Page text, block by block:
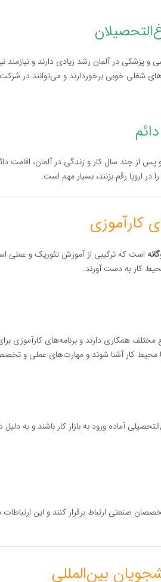
و پزشکی در آلمان رشد زیادی دارند و
شغلی خوبی برخوردارند و می‌توانند در
پس از چند سال کار و زندگی در آلمان، اقامت
اروپا رقم بزنند، بسیار مهم است.
است که ترکیبی از آموزش تئوریک و عملی
کار به دست آورند.
همکاری دارند و برنامه‌های کارآموزی
محیط کار آشنا شوند و مهارت‌های عملی و
آماده ورود به بازار کار باشند و به دلیل
صنعتی ارتباط برقرار کنند و این